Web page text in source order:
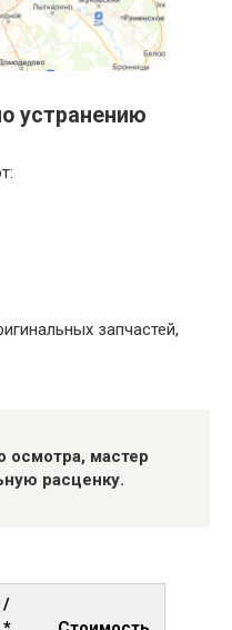
устранению
запчастей,
осмотра, мастер
расценку.
/